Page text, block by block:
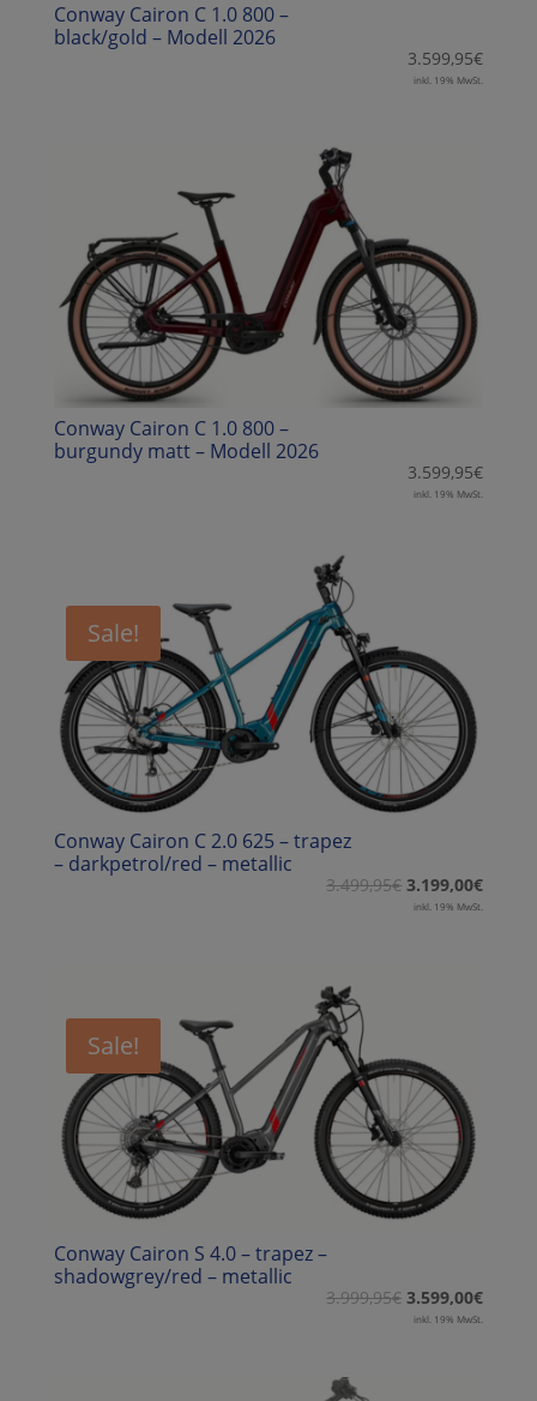
Conway Cairon C 1.0 800 –
black/gold – Modell 2026
3.599,95€
inkl. 19% MwSt.
Conway Cairon C 1.0 800 –
burgundy matt – Modell 2026
3.599,95€
inkl. 19% MwSt.
Sale!
Conway Cairon C 2.0 625 – trapez
– darkpetrol/red – metallic
3.499,95€ 3.199,00€
inkl. 19% MwSt.
Sale!
Conway Cairon S 4.0 – trapez –
shadowgrey/red – metallic
3.999,95€ 3.599,00€
inkl. 19% MwSt.